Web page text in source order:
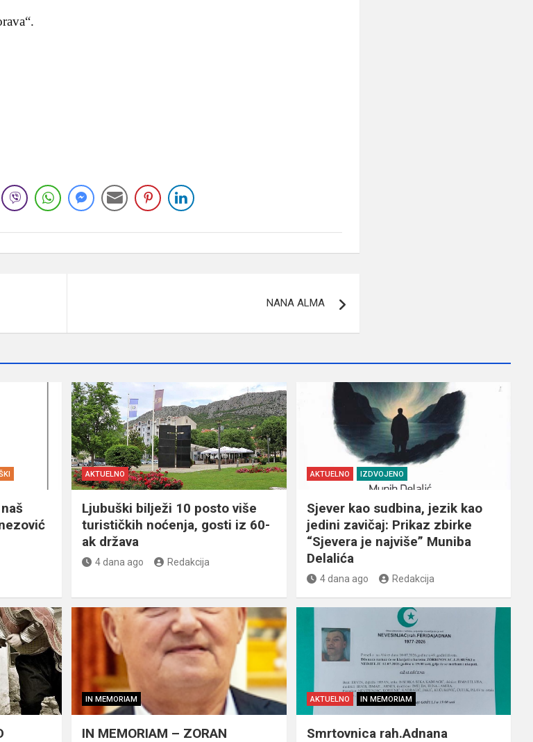
NANA ALMA
AKTUELNO
Ljubuški bilježi 10 posto više
turističkih noćenja, gosti iz 60-
ak država
4 dana ago Redakcija
AKTUELNO IZDVOJENO
Sjever kao sudbina, jezik kao
jedini zavičaj: Prikaz zbirke
“Sjevera je najviše” Muniba
Delalića
4 dana ago Redakcija
IN MEMORIAM
IN MEMORIAM – ZORAN
AKTUELNO IN MEMORIAM
Smrtovnica rah.Adnana